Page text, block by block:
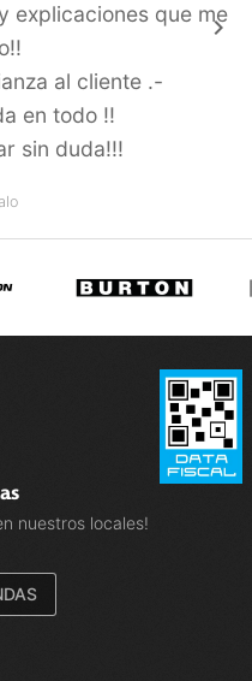
explicaciones que me
al cliente .-
en todo !!
sin duda!!!
keyboard_arrow_right
nuestros locales!